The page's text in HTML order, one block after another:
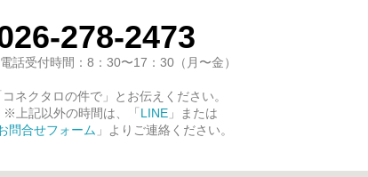
278-2473
電話受付時間：8：30〜17：30（月〜金）
コネクタロの件で」とお伝えください。
※上記以外の時間は、「 LINE」または
問合せフォーム 」よりご連絡ください。